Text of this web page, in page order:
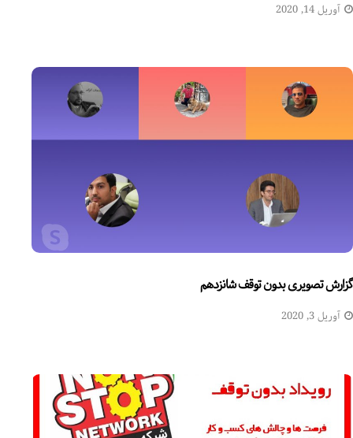
آوریل 14, 2020
گزارش تصویری بدون توقف شانزدهم
آوریل 3, 2020